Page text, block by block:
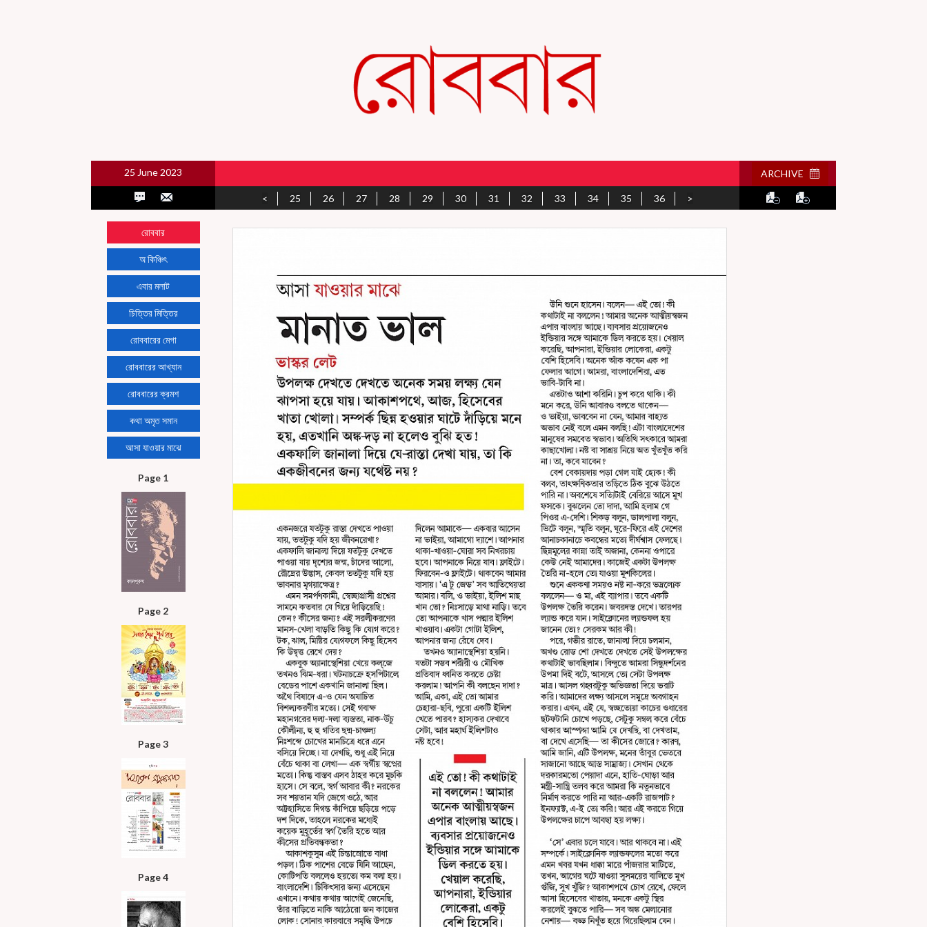
25 June 2023 ARCHIVE
< 25 26 27 28 29 30 31 32 33 34 35 36 >
রোববার
অ কিঞ্চিৎ
এবার মলাট
চিত্তির মিত্তির
রোববারের মেগা
রোববারের আখ্যান
রোববারের ক্রমশ
কথা অমৃত সমান
আসা যাওয়ার মাঝে
Page 1
Page 2
Page 3
Page 4